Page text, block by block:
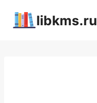
libkms.ru